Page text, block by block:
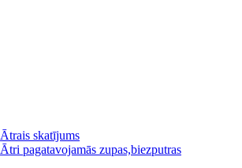
Ātrais skatījums
Ātri pagatavojamās zupas,biezputras